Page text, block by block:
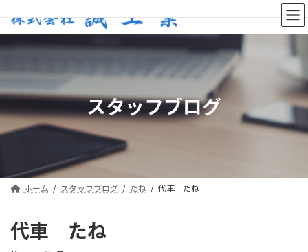
ン
テ
ン
へ
ス
ッ
プ
ビ
ゲ
ー
ョ
ン
移
動
スタッフブログ
ホーム スタッフブログ たね 代車 たね
代車 たね